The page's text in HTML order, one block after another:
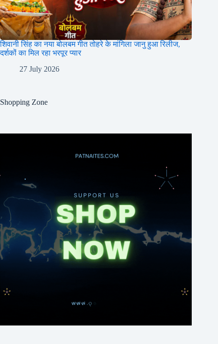
शिवानी सिंह का नया बोलबम गीत तोहरे के मांगिला जानु हुआ रिलीज,
दर्शकों का मिल रहा भरपूर प्यार
27 July 2026
Shopping Zone